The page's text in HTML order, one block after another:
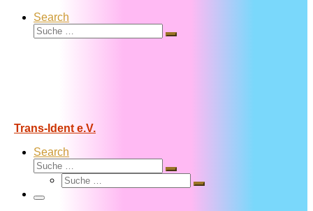
Search
Suche
Suche
Trans-Ident e.V.
Search
Suche
Suche
Suche
Suche
Menü